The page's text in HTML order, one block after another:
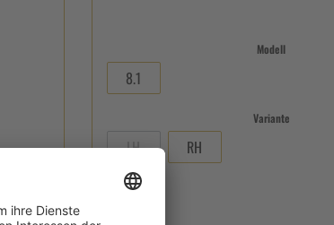
Modell
8.1
Variante
LH RH